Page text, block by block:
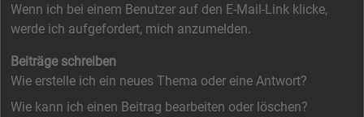
Wenn ich bei einem Benutzer auf den E-Mail-Link klicke,
werde ich aufgefordert, mich anzumelden.
Beiträge schreiben
Wie erstelle ich ein neues Thema oder eine Antwort?
Wie kann ich einen Beitrag bearbeiten oder löschen?